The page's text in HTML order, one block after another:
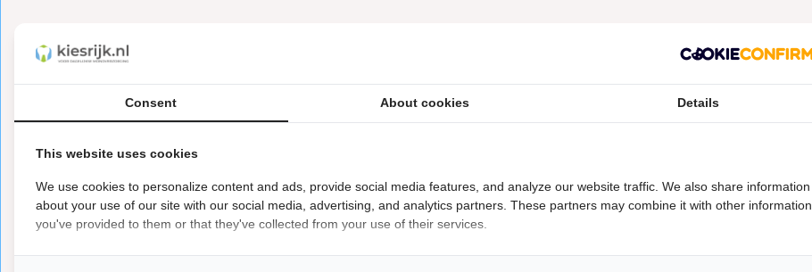
Kenmerken van Ecosym Week Forte op een rijtje
Te gebruiken bij uitneembare beugels en bij volledige en gedeeltelijke gebitsprothesen.
Eenvoudig in gebruik.
Zorgt voor een fris, schoon en vrij gevoel in je mond.
Veilig te gebruiken, mits je ditmaximaal één keer per week
doet.
Ideale aanvulling op het gebruik van Ecosym Dag gel met deEcosym Gebitsborstel.
Consent About cookies Details
This website uses cookies
We use cookies to personalize content and ads, provide social media features, and analyze our website traffic. We also share information
about your use of our site with our social media, advertising, and analytics partners. These partners may combine it with other information
you've provided to them or that they've collected from your use of their services.